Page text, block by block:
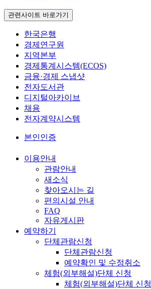
관련사이트 바로가기
한국은행
경제연구원
지역본부
경제통계시스템(ECOS)
금융·경제 스냅샷
전자도서관
디지털아카이브
채용
전자계약시스템
본인인증
이용안내
관람안내
새소식
찾아오시는 길
편의시설 안내
FAQ
자유게시판
예약하기
단체관람신청
단체관람신청
예약확인 및 수정취소
체험(외부해설)단체 신청
체험(외부해설)단체 신청